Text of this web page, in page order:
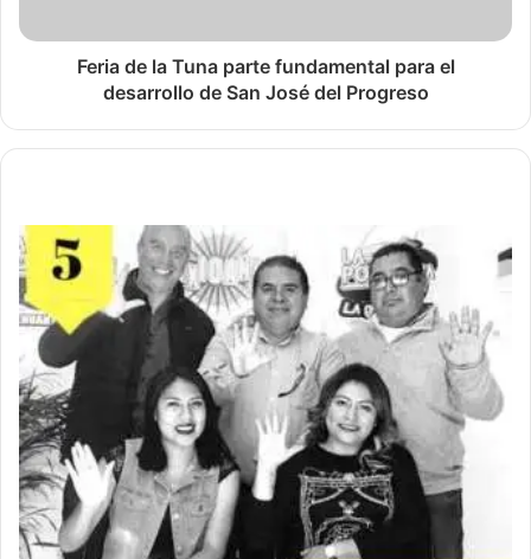
Feria de la Tuna parte fundamental para el
desarrollo de San José del Progreso